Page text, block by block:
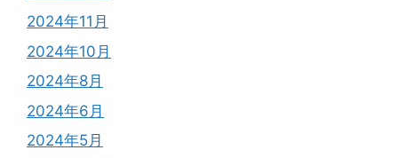
2024年11月
2024年10月
2024年8月
2024年6月
2024年5月